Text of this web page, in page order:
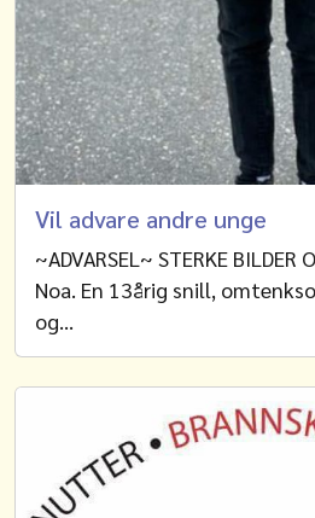
Vil advare andre unge
~ADVARSEL~ STERKE BILDER
Noa. En 13årig snill,
og…